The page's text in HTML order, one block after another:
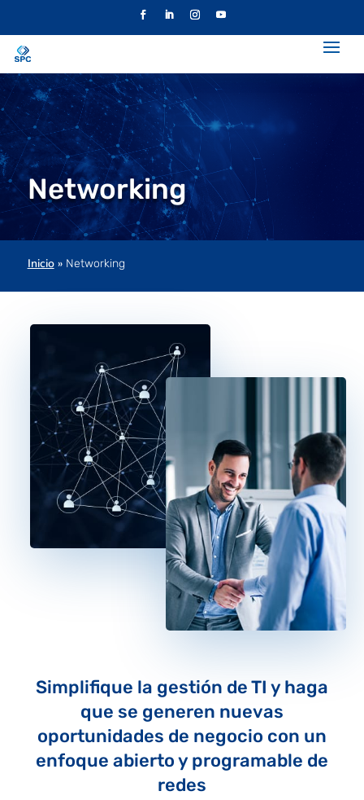
Networking
Inicio» Networking
Simplifique la gestión de TI y haga
que se generen nuevas
oportunidades de negocio con un
enfoque abierto y programable de
redes